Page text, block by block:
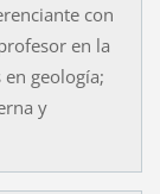
con
en la
geología;
y